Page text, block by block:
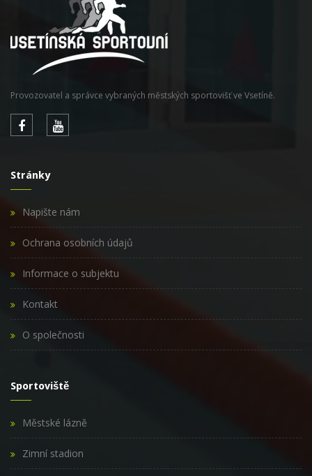
Provozovatel a správce vybraných městských sportovišť ve Vsetíně.
Stránky
Napište nám
Ochrana osobních údajů
Informace o subjektu
Kontakt
O společnosti
Sportoviště
Městské lázně
Zimní stadion